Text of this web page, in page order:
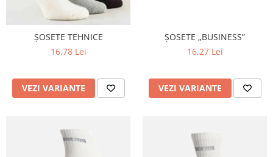
ȘOSETE TEHNICE
16,78 Lei
VEZI VARIANTE
ȘOSETE „BUSINESS”
16,27 Lei
VEZI VARIANTE